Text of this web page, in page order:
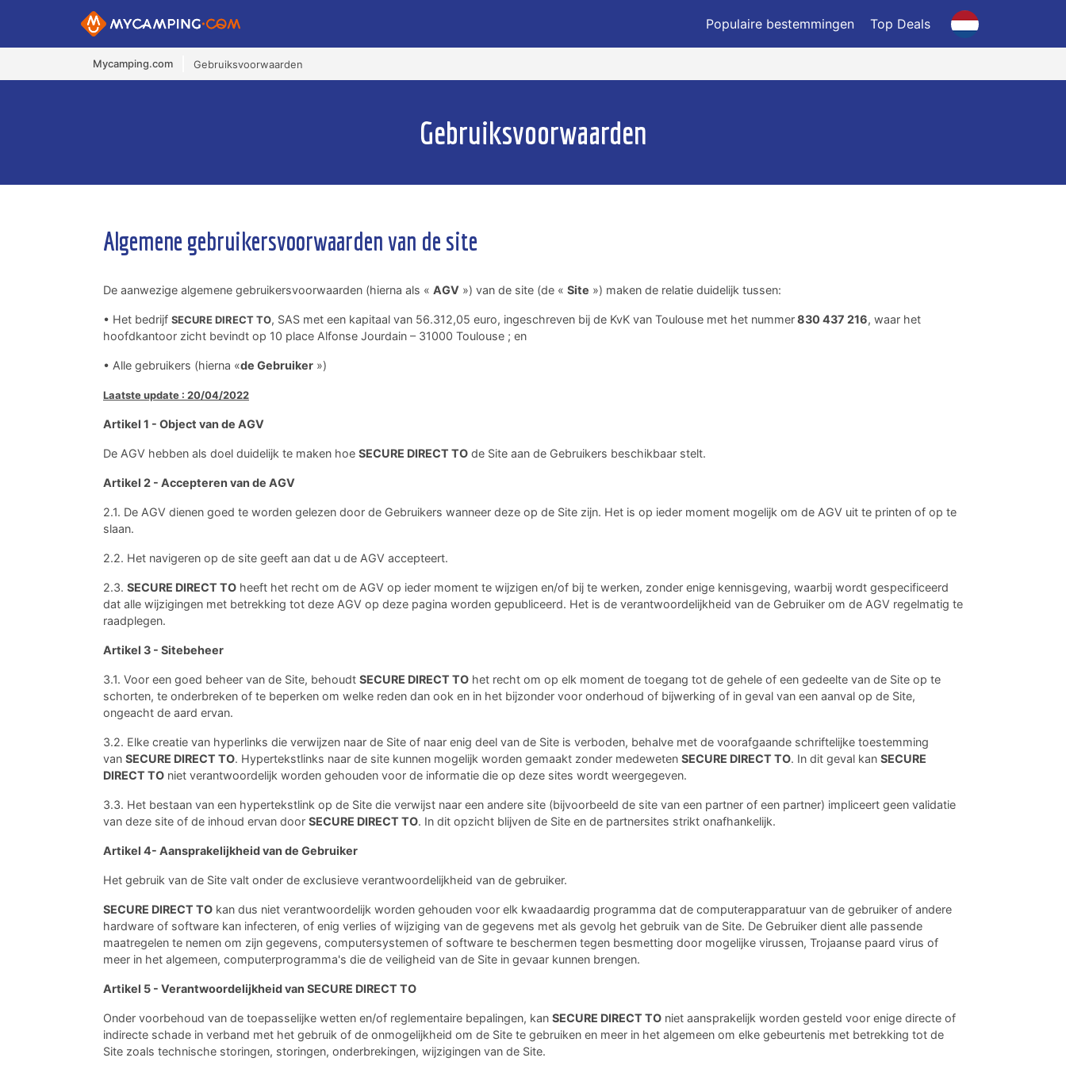
Populaire bestemmingen Top Deals
Mycamping.com Gebruiksvoorwaarden
Gebruiksvoorwaarden
Algemene gebruikersvoorwaarden van de site
De aanwezige algemene gebruikersvoorwaarden (hierna als « AGV ») van de site (de « Site ») maken de relatie duidelijk tussen:
• Het bedrijf SECURE DIRECT TO, SAS met een kapitaal van 56.312,05 euro, ingeschreven bij de KvK van Toulouse met het nummer830 437 216, waar het
hoofdkantoor zicht bevindt op 10 place Alfonse Jourdain – 31000 Toulouse ; en
• Alle gebruikers (hierna «de Gebruiker »)
Laatste update : 20/04/2022
Artikel 1 - Object van de AGV
De AGV hebben als doel duidelijk te maken hoe SECURE DIRECT TO de Site aan de Gebruikers beschikbaar stelt.
Artikel 2 - Accepteren van de AGV
2.1. De AGV dienen goed te worden gelezen door de Gebruikers wanneer deze op de Site zijn. Het is op ieder moment mogelijk om de AGV uit te printen of op te
slaan.
2.2. Het navigeren op de site geeft aan dat u de AGV accepteert.
2.3. SECURE DIRECT TO heeft het recht om de AGV op ieder moment te wijzigen en/of bij te werken, zonder enige kennisgeving, waarbij wordt gespecificeerd
dat alle wijzigingen met betrekking tot deze AGV op deze pagina worden gepubliceerd. Het is de verantwoordelijkheid van de Gebruiker om de AGV regelmatig te
raadplegen.
Artikel 3 - Sitebeheer
3.1. Voor een goed beheer van de Site, behoudt SECURE DIRECT TO het recht om op elk moment de toegang tot de gehele of een gedeelte van de Site op te
schorten, te onderbreken of te beperken om welke reden dan ook en in het bijzonder voor onderhoud of bijwerking of in geval van een aanval op de Site,
ongeacht de aard ervan.
3.2. Elke creatie van hyperlinks die verwijzen naar de Site of naar enig deel van de Site is verboden, behalve met de voorafgaande schriftelijke toestemming
van SECURE DIRECT TO. Hypertekstlinks naar de site kunnen mogelijk worden gemaakt zonder medeweten SECURE DIRECT TO. In dit geval kan SECURE
DIRECT TO niet verantwoordelijk worden gehouden voor de informatie die op deze sites wordt weergegeven.
3.3. Het bestaan van een hypertekstlink op de Site die verwijst naar een andere site (bijvoorbeeld de site van een partner of een partner) impliceert geen validatie
van deze site of de inhoud ervan door SECURE DIRECT TO. In dit opzicht blijven de Site en de partnersites strikt onafhankelijk.
Artikel 4- Aansprakelijkheid van de Gebruiker
Het gebruik van de Site valt onder de exclusieve verantwoordelijkheid van de gebruiker.
SECURE DIRECT TO kan dus niet verantwoordelijk worden gehouden voor elk kwaadaardig programma dat de computerapparatuur van de gebruiker of andere
hardware of software kan infecteren, of enig verlies of wijziging van de gegevens met als gevolg het gebruik van de Site. De Gebruiker dient alle passende
maatregelen te nemen om zijn gegevens, computersystemen of software te beschermen tegen besmetting door mogelijke virussen, Trojaanse paard virus of
meer in het algemeen, computerprogramma's die de veiligheid van de Site in gevaar kunnen brengen.
Artikel 5 - Verantwoordelijkheid van SECURE DIRECT TO
Onder voorbehoud van de toepasselijke wetten en/of reglementaire bepalingen, kan SECURE DIRECT TO niet aansprakelijk worden gesteld voor enige directe of
indirecte schade in verband met het gebruik of de onmogelijkheid om de Site te gebruiken en meer in het algemeen om elke gebeurtenis met betrekking tot de
Site zoals technische storingen, storingen, onderbrekingen, wijzigingen van de Site.